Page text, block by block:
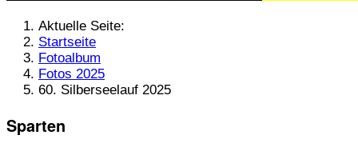
Aktuelle Seite:
Startseite
Fotoalbum
Fotos 2025
60. Silberseelauf 2025
Sparten